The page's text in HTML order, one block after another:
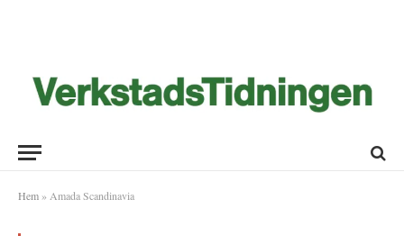
Hem » Amada Scandinavia